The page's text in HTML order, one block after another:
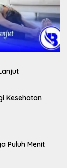
Kesehatan
Puluh Menit